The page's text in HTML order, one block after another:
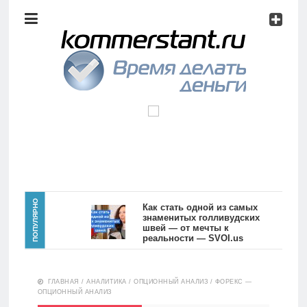
анализ
Видео
Сделано
Главная
Новости
Аналитика
ПОПУЛЯРНО
Как стать одной из самых
знаменитых голливудских
швей — от мечты к
реальности — SVOI.us
10559
ГЛАВНАЯ /АНАЛИТИКА /ОПЦИОННЫЙ АНАЛИЗ / ФОРЕКС —
ОПЦИОННЫЙ АНАЛИЗ